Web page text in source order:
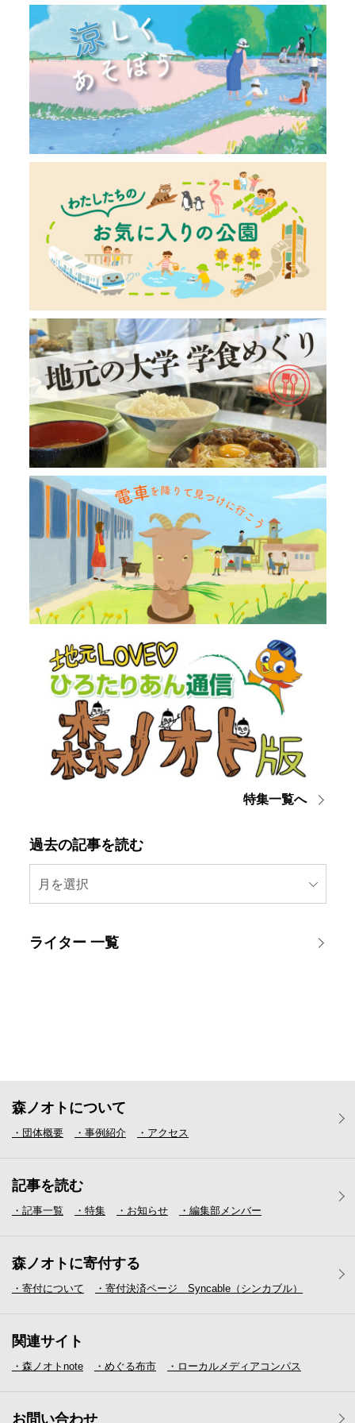
特集一覧へ
過去の記事を読む
月を選択
ライター 一覧
森ノオトについて
・団体概要 ・事例紹介 ・アクセス
記事を読む
・記事一覧 ・特集 ・お知らせ ・編集部メンバー
森ノオトに寄付する
・寄付について ・寄付決済ページ Syncable（シンカブル）
関連サイト
・森ノオトnote ・めぐる布市 ・ローカルメディア コンパス
お問い合わせ